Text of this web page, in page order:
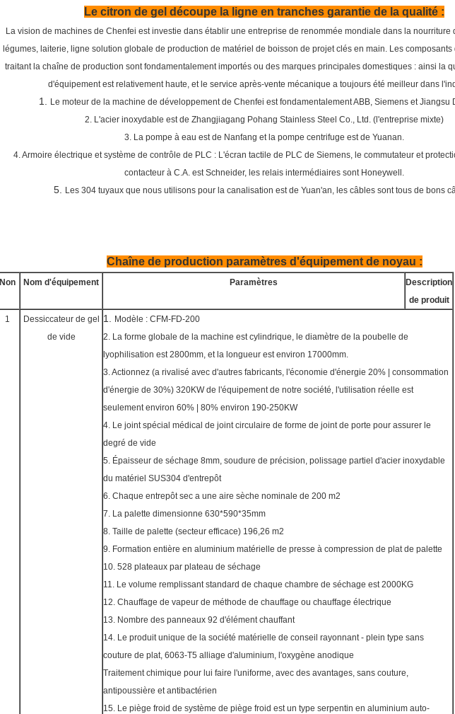
Le citron de gel découpe la ligne en tranches garantie de la qualité :
La vision de machines de Chenfei est investie dans établir une entreprise de renommée mondiale dans la nourriture
légumes, laiterie, ligne solution globale de production de matériel de boisson de projet clés en main. Les composants
traitant la chaîne de production sont fondamentalement importés ou des marques principales domestiques : ainsi la
d'équipement est relativement haute, et le service après-vente mécanique a toujours été meilleur dans
1.
Le moteur de la machine de développement de Chenfei est fondamentalement ABB, Siemens et Jiangsu
2. L'acier inoxydable est de Zhangjiagang Pohang Stainless Steel Co., Ltd. (l'entreprise mixte)
3. La pompe à eau est de Nanfang et la pompe centrifuge est de Yuanan.
4. Armoire électrique et système de contrôle de PLC : L'écran tactile de PLC de Siemens, le commutateur et
contacteur à C.A. est Schneider, les relais intermédiaires sont Honeywell.
5. Les 304 tuyaux que nous utilisons pour la canalisation est de Yuan'an, les câbles sont tous de bons
Chaîne de production paramètres d'équipement de noyau :
Non Nom d'équipement Paramètres
Description
de produit
1
Dessiccateur de gel
de vide
1.
Modèle : CFM-FD-200
2. La forme globale de la machine est cylindrique, le diamètre de la poubelle de
lyophilisation est 2800mm, et la longueur est environ 17000mm.
3. Actionnez (a rivalisé avec d'autres fabricants, l'économie d'énergie 20% | consommation
d'énergie de 30%) 320KW de l'équipement de notre société, l'utilisation réelle est
seulement environ 60% | 80% environ 190-250KW
4. Le joint spécial médical de joint circulaire de forme de joint de porte pour assurer le
degré de vide
5. Épaisseur de séchage 8mm, soudure de précision, polissage partiel d'acier inoxydable
du matériel SUS304 d'entrepôt
6. Chaque entrepôt sec a une aire sèche nominale de 200 m2
7. La palette dimensionne 630*590*35mm
8. Taille de palette (secteur efficace) 196,26 m2
9. Formation entière en aluminium matérielle de presse à compression de plat de palette
10. 528 plateaux par plateau de séchage
11. Le volume remplissant standard de chaque chambre de séchage est 2000KG
12. Chauffage de vapeur de méthode de chauffage ou chauffage électrique
13. Nombre des panneaux 92 d'élément chauffant
14. Le produit unique de la société matérielle de conseil rayonnant - plein type sans
couture de plat, 6063-T5 alliage d'aluminium, l'oxygène anodique
Traitement chimique pour lui faire l'uniforme, avec des avantages, sans couture,
antipoussière et antibactérien
15. Le piège froid de système de piège froid est un type serpentin en aluminium auto-